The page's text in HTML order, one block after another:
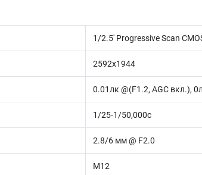
1/2.5' Progressive Scan
2592х1944
0.01лк @(F1.2, AGC вкл.),
1/25-1/50,000с
2.8/6 мм @ F2.0
М12